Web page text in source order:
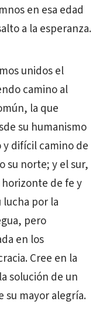
en esa edad
a la esperanza.
unidos el
camino al
la que
su humanismo
y difícil camino de
su norte; y el sur,
horizonte de fe y
por la
pero
en los
Cree en la
solución de un
mayor alegría.